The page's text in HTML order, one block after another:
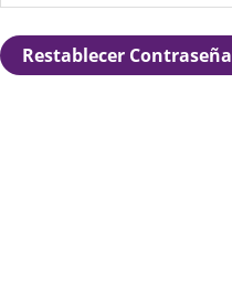
Restablecer Contraseña